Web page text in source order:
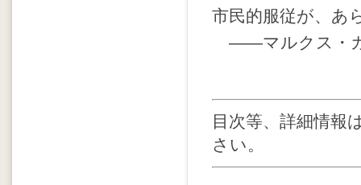
市民的服従が、あ
――マルクス・
目次等、詳細情報
さい。